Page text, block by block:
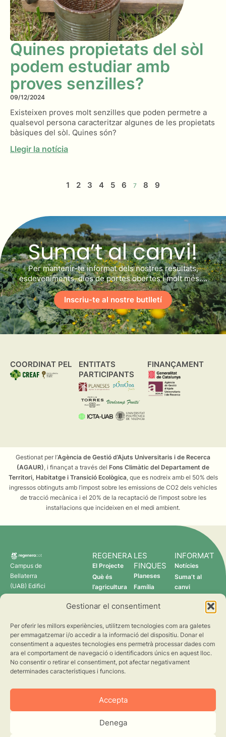
Gestionar el consentiment
Per oferir les millors experiències, utilitzem tecnologies com ara galetes
per emmagatzemar i/o accedir a la informació del dispositiu. Donar el
consentiment a aquestes tecnologies ens permetrà processar dades com
ara el comportament de navegació o identificadors únics en aquest lloc.
No consentir o retirar el consentiment, pot afectar negativament
determinades característiques i funcions.
Accepta
Denega
Quines propietats del sòl
podem estudiar amb
proves senzilles?
09/12/2024
Existeixen proves molt senzilles que poden permetre a
qualsevol persona caracteritzar algunes de les propietats
bàsiques del sòl. Quines són?
Llegir la notícia
1 2 3 4 5 6 7 8 9
Suma’t al canvi!
Per mantenir-te informat dels nostres resultats,
esdeveniments, dies de portes obertes i molt més….
Inscriu-te al nostre butlletí
COORDINAT PEL
ENTITATS
PARTICIPANTS
FINANÇAMENT
Gestionat per l’Agència de Gestió d’Ajuts Universitaris i de Recerca
(AGAUR), i finançat a través del Fons Climàtic del Departament de
Territori, Habitatge i Transició Ecològica, que es nodreix amb el 50% dels
ingressos obtinguts amb l’impost sobre les emissions de CO2 dels vehicles
de tracció mecànica i el 20% de la recaptació de l’impost sobre les
instal·lacions que incideixen en el medi ambient.
Campus de
Bellaterra
(UAB) Edifici
C 08193
regenera@creaf.uab.cat
REGENERA
El Projecte
Què és
l’agricultura
Qui som
LES
FINQUES
Planeses
Família
Verdcamp
Pomona
Fruits
INFORMA’T
Notícies
Suma’t al
canvi